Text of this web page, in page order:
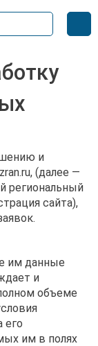
и
(далее —
региональный
сайта),
им данные
и
объеме
его
им в полях